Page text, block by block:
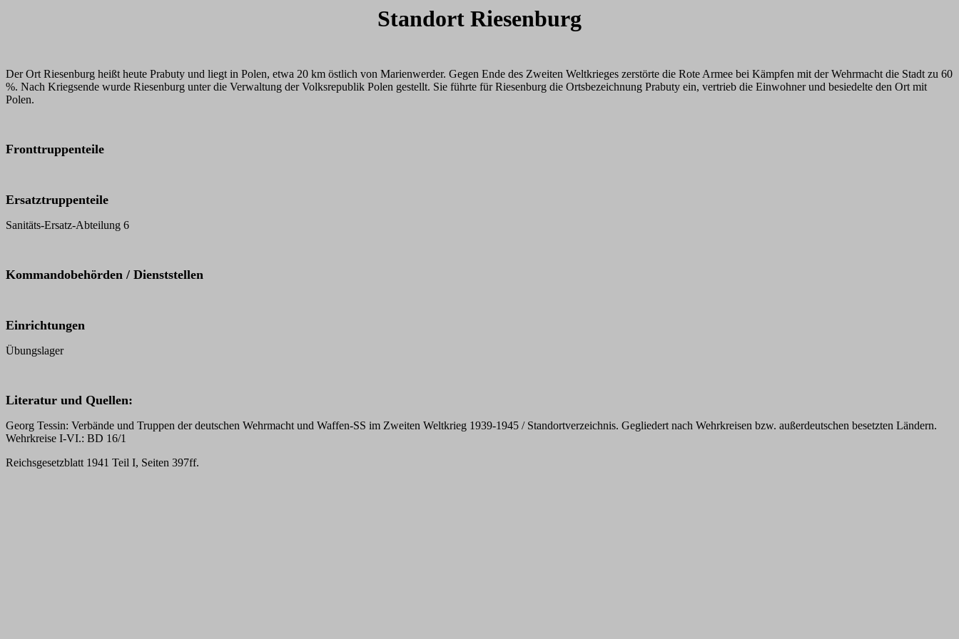
Standort Riesenburg
Der Ort Riesenburg heißt heute Prabuty und liegt in Polen, etwa 20 km östlich von Marienwerder. Gegen Ende des Zweiten Weltkrieges zerstörte die Rote Armee bei Kämpfen mit der Wehrmacht die Stadt zu 60
%. Nach Kriegsende wurde Riesenburg unter die Verwaltung der Volksrepublik Polen gestellt. Sie führte für Riesenburg die Ortsbezeichnung Prabuty ein, vertrieb die Einwohner und besiedelte den Ort mit
Polen.
Fronttruppenteile
Ersatztruppenteile
Sanitäts-Ersatz-Abteilung 6
Kommandobehörden / Dienststellen
Einrichtungen
Übungslager
Literatur und Quellen:
Georg Tessin: Verbände und Truppen der deutschen Wehrmacht und Waffen-SS im Zweiten Weltkrieg 1939-1945 / Standortverzeichnis. Gegliedert nach Wehrkreisen bzw. außerdeutschen besetzten Ländern.
Wehrkreise I-VI.: BD 16/1
Reichsgesetzblatt 1941 Teil I, Seiten 397ff.